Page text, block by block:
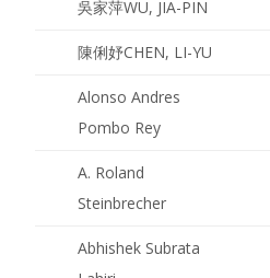
吳家萍WU, JIA-PIN
陳俐妤CHEN, LI-YU
Alonso Andres
Pombo Rey
A. Roland
Steinbrecher
Abhishek Subrata